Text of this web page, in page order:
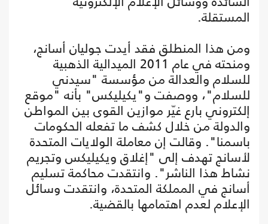
المستقلة.
ومن هذا المنطلق فقد أيدت جوليان أسانج،
ومنحته في عام 2011 الميدالية الذهبية
للسلام والعدالة من مؤسسة "سيدني
للسلام"، ووصفت و"يكيليكس" بأنه "موقع
إلكتروني بارع غيّر موازين القوى بين المواطن
والدولة من خلال كشف ما تفعله الحكومات
باسمنا". وقالت إن معاملة الولايات المتحدة
لأسانج تهدف إلى "إغلاق ويكيليكس وتجريم
نشاط هذا الناشر". وانتقدت محاكمة تسليم
أسانج في المملكة المتحدة، وانتقدت وسائل
الإعلام لعدم اهتمامها بالقضية.